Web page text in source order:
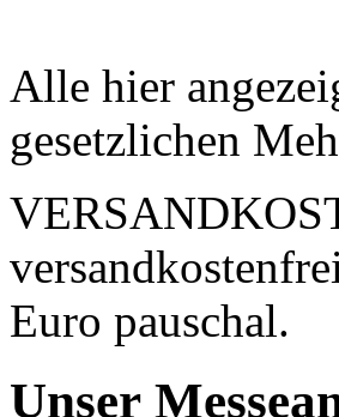
Alle hier
gesetzlichen
Euro pauschal.
Unser